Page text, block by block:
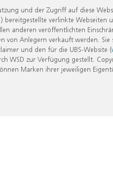
und der Zugriff auf diese
verlinkte
anderen veröffentlichten
Anlegern verkauft werden.
und den für die UBS-Website (
zur Verfügung gestellt.
Marken ihrer jeweiligen